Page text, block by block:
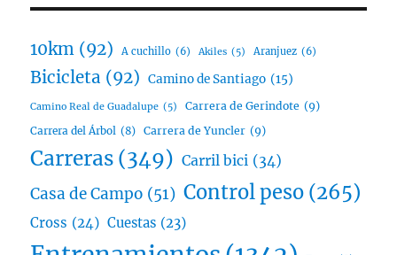
10km (92) A cuchillo (6) Akiles (5) Aranjuez (6)
Bicicleta (92) Camino de Santiago (15)
Camino Real de Guadalupe (5) Carrera de Gerindote (9)
Carrera del Árbol (8) Carrera de Yuncler (9)
Carreras (349) Carril bici (34)
Casa de Campo (51) Control peso (265)
Cross (24) Cuestas (23)